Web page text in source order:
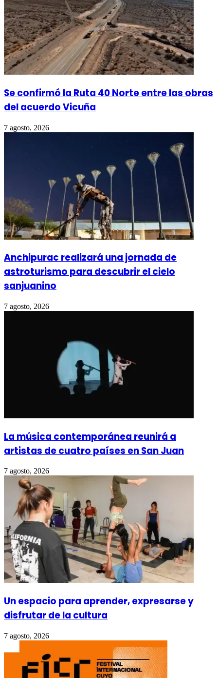
Se confirmó la Ruta 40 Norte entre las obras
del acuerdo Vicuña
7 agosto, 2026
Anchipurac realizará una jornada de
astroturismo para descubrir el cielo
sanjuanino
7 agosto, 2026
La música contemporánea reunirá a
artistas de cuatro países en San Juan
7 agosto, 2026
Un espacio para aprender, expresarse y
disfrutar de la cultura
7 agosto, 2026